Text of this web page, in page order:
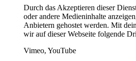
Durch das Akzeptieren dieser
oder andere Medieninhalte
Anbietern gehostet werden. Mit
wir auf dieser Webseite folgende
Vimeo, YouTube